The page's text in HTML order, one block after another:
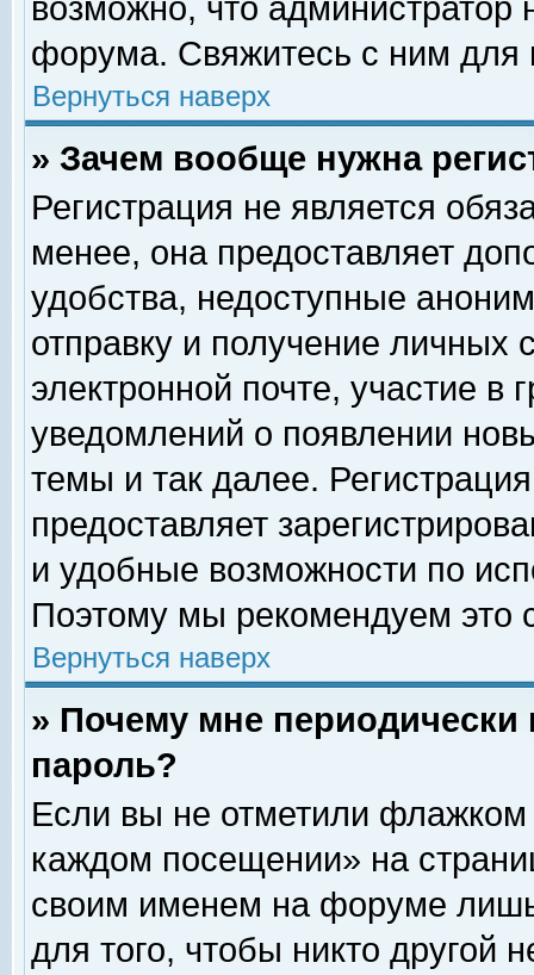
возможно, что
форума. Свяжитесь с ним для
Вернуться наверх
» Зачем вообще нужна
Регистрация не является
менее, она предоставляет
удобства, недоступные
отправку и получение личных
электронной почте, участие в
уведомлений о появлении
темы и так далее.
предоставляет
и удобные возможности по
Поэтому мы рекомендуем это
Вернуться наверх
» Почему мне
пароль?
Если вы не отметили флажком
каждом посещении» на
своим именем на форуме
для того, чтобы никто другой